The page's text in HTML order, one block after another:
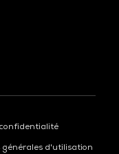
générales d'utilisation